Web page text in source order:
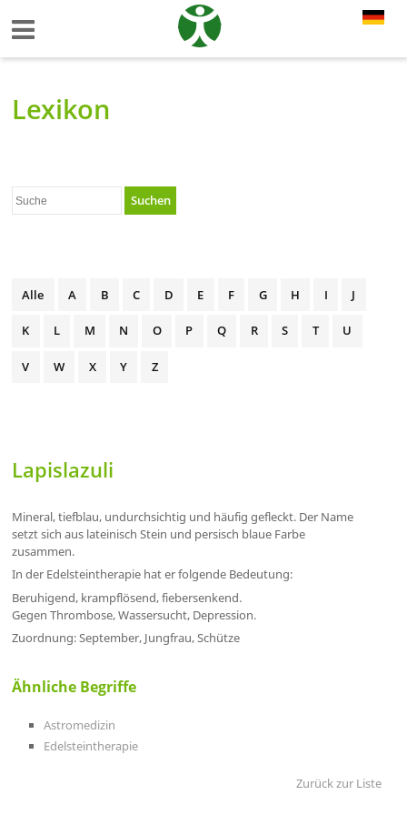
Lexikon
Suchen
Alle A B C D E F G H I J
K L M N O P Q R S T U
V W X Y Z
Lapislazuli
Mineral, tiefblau, undurchsichtig und häufig gefleckt. Der Name
setzt sich aus lateinisch Stein und persisch blaue Farbe
zusammen.
In der Edelsteintherapie hat er folgende Bedeutung:
Beruhigend, krampflösend, fiebersenkend.
Gegen Thrombose, Wassersucht, Depression.
Zuordnung: September, Jungfrau, Schütze
Ähnliche Begriffe
Astromedizin
Edelsteintherapie
Zurück zur Liste